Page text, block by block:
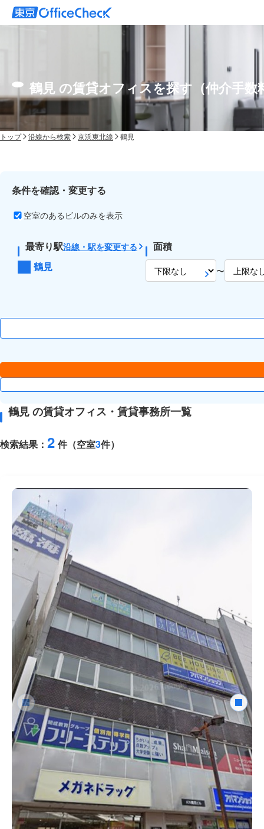
鶴見 の賃貸オフィスを探す（仲介手数
トップ 沿線から検索 京浜東北線 鶴見
条件を確認・変更する
空室のあるビルのみを表示
最寄り駅沿線・駅を変更する
鶴見
面積
〜
鶴見 の賃貸オフィス・賃貸事務所一覧
検索結果： 2 件（空室3件）